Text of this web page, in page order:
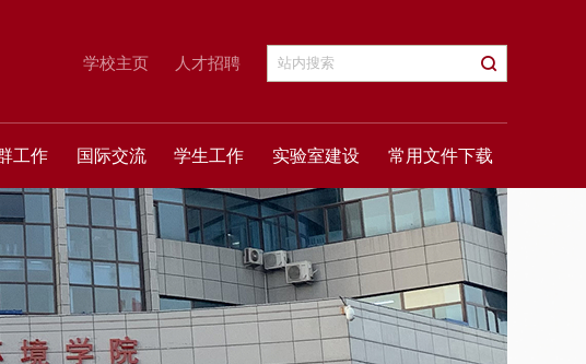
学校主页 人才招聘
工作 国际交流 学生工作 实验室建设 常用文件下载